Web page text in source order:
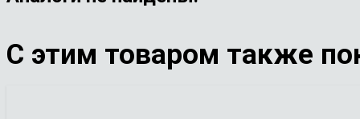
С этим товаром также